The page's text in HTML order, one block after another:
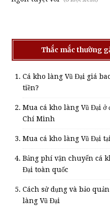
Thắc mắc thường
Cá kho làng Vũ Đại giá
tiền?
Mua cá kho làng Vũ Đại ở
Chí Minh
Mua cá kho làng Vũ Đại
Bảng phí vận chuyển cá
Đại toàn quốc
Cách sử dụng và bảo
làng Vũ Đại